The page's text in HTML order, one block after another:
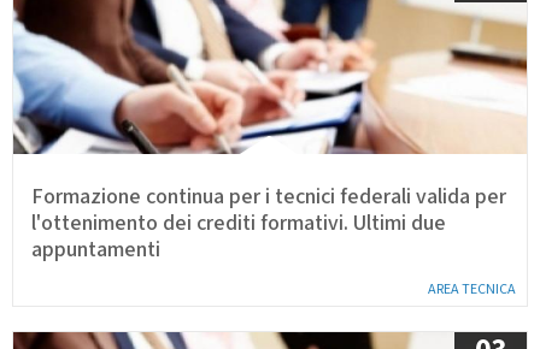
AREA TECNICA
Formazione continua per i tecnici federali valida per
l'ottenimento dei crediti formativi. Ultimi due
appuntamenti